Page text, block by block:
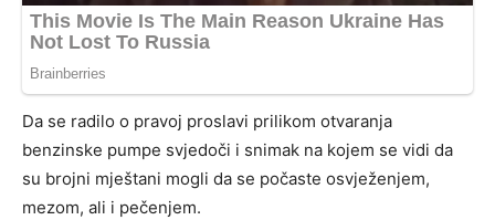
Da se radilo o pravoj proslavi prilikom otvaranja
benzinske pumpe svjedoči i snimak na kojem se vidi da
su brojni mještani mogli da se počaste osvježenjem,
mezom, ali i pečenjem.